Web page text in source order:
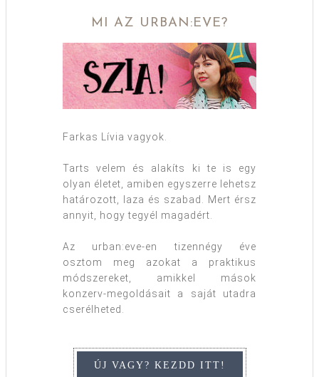
MI AZ URBAN:EVE?
Farkas Lívia vagyok.
Tarts velem és alakíts ki te is egy
olyan életet, amiben egyszerre lehetsz
határozott, laza és szabad. Mert érsz
annyit, hogy tegyél magadért.
Az urban:eve-en tizennégy éve
osztom meg azokat a praktikus
módszereket, amikkel mások
konzerv-megoldásait a saját utadra
cserélheted.